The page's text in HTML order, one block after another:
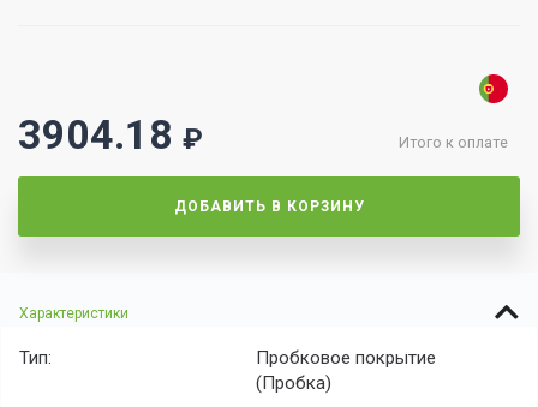
Итого к оплате
3904.18 ₽
ДОБАВИТЬ В КОРЗИНУ
Характеристики
Тип:
Пробковое покрытие
(Пробка)